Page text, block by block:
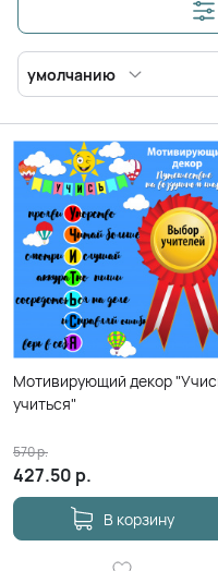
умолчанию
Мотивирующий декор
учиться"
427.50 р.
570р.
В корзину